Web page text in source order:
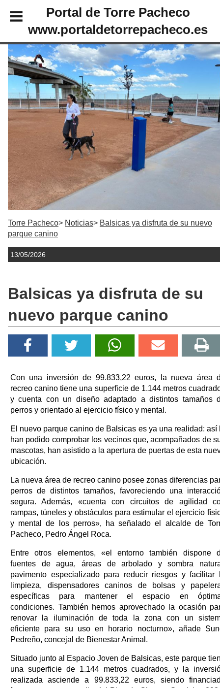
Portal de Torre Pacheco
www.portaldetorrepacheco.es
Torre Pacheco Noticias
Balsicas ya disfruta de su nuevo
parque canino
13/05/2026
Balsicas ya disfruta de su
nuevo parque canino
Con una inversión de 99.833,22 euros, la nueva área
recreo canino tiene una superficie de 1.144 metros
y cuenta con un diseño adaptado a distintos tamaños
perros y orientado al ejercicio físico y mental.
El nuevo parque canino de Balsicas es ya una realidad: así
han podido comprobar los vecinos que, acompañados de
mascotas, han asistido a la apertura de puertas de esta
ubicación.
La nueva área de recreo canino posee zonas diferencias
perros de distintos tamaños, favoreciendo una
segura. Además, «cuenta con circuitos de agilidad
rampas, túneles y obstáculos para estimular el ejercicio
y mental de los perros», ha señalado el alcalde de
Pacheco, Pedro Ángel Roca.
Entre otros elementos, «el entorno también dispone
fuentes de agua, áreas de arbolado y sombra
pavimento especializado para reducir riesgos y facilitar
limpieza, dispensadores caninos de bolsas y
específicas para mantener el espacio en
condiciones. También hemos aprovechado la ocasión
renovar la iluminación de toda la zona con un
eficiente para su uso en horario nocturno», añade
Pedreño, concejal de Bienestar Animal.
Situado junto al Espacio Joven de Balsicas, este parque
una superficie de 1.144 metros cuadrados, y la
realizada asciende a 99.833,22 euros, siendo